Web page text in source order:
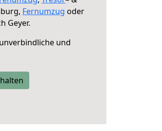
Fernumzug oder
Geyer.
und